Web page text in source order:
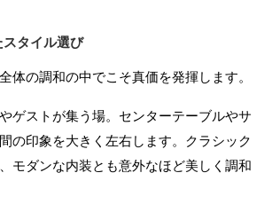
タイル選び
体の調和の中でこそ真価を発揮します。
ゲストが集う場。センターテーブルやサ
の印象を大きく左右します。クラシック
モダンな内装とも意外なほど美しく調和